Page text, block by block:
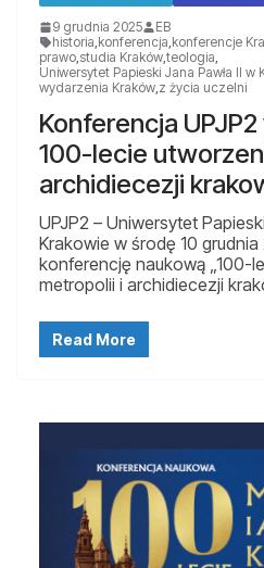
9 grudnia 2025
EB
historia konferencja konferencje
prawo studia Kraków teologia
Uniwersytet Papieski Jana Pawła II w
wydarzenia Kraków z życia uczelni
Konferencja
100-lecie
archidiecezji
UPJP2 – Uniwersytet
Krakowie w środę 10
konferencję naukową „100-
metropolii i archidiecezji
Read More